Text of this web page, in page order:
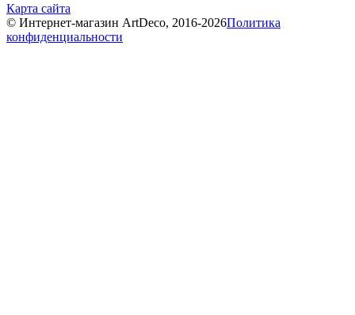
Карта сайта
© Интернет-магазин ArtDeco, 2016-2026Политика
конфиденциальности